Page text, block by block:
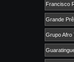
Francisco
Grande
Grupo Afro